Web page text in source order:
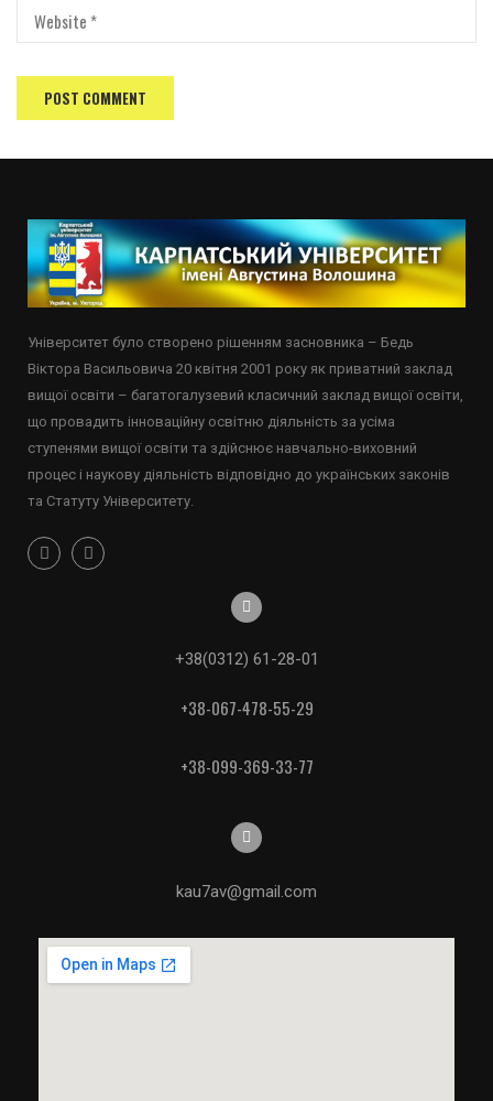
Університет було створено рішенням засновника – Бедь
Віктора Васильовича 20 квітня 2001 року як приватний заклад
вищої освіти – багатогалузевий класичний заклад вищої освіти,
що провадить інноваційну освітню діяльність за усіма
ступенями вищої освіти та здійснює навчально-виховний
процес і наукову діяльність відповідно до українських законів
та Статуту Університету.
+38(0312) 61-28-01
+38-067-478-55-29
+38-099-369-33-77
kau7av@gmail.com